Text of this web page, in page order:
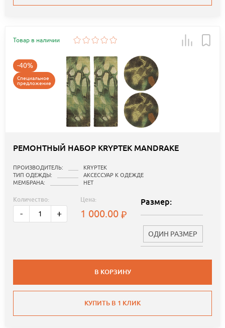
Товар в наличии
-40%
Специальное
предложение
РЕМОНТНЫЙ НАБОР KRYPTEK MANDRAKE
ПРОИЗВОДИТЕЛЬ:
KRYPTEK
ТИП ОДЕЖДЫ:
АКСЕССУАР К ОДЕЖДЕ
МЕМБРАНА:
НЕТ
Количество:
- +
Цена:
1 000.00
Размер:
ОДИН РАЗМЕР
В КОРЗИНУ
КУПИТЬ В 1 КЛИК